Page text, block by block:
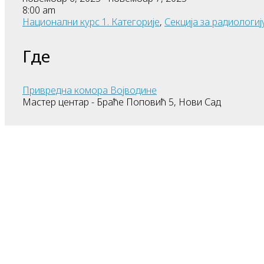
8:00 am
Национални курс 1. Категорије, Секција за
Где
Привредна комора Војводине
Мастер центар - Браће Поповић 5, Нови Сад